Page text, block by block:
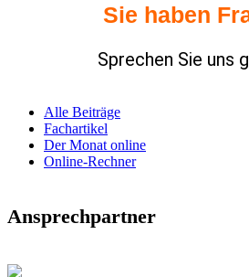
Sie haben
Spre­chen Sie uns
Alle Beiträge
Fachartikel
Der Monat online
Online-Rechner
Ansprechpartner